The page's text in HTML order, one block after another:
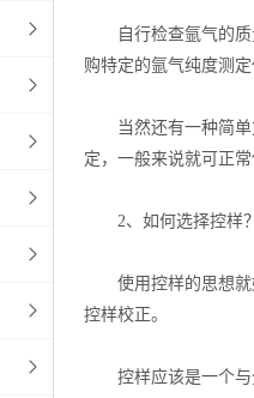
自行检查氩气的质量
购特定的氩气纯度测定
当然还有一种简单方
定，一般来说就可正
2、如何选择控样？
使用控样的思想就好
控样校正。
控样应该是一个与分